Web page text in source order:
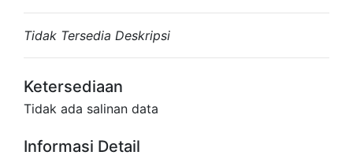
Tidak Tersedia Deskripsi
Ketersediaan
Tidak ada salinan data
Informasi Detail